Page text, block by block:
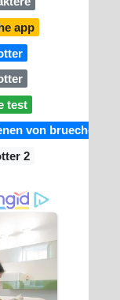
app
test
von bruechen
2